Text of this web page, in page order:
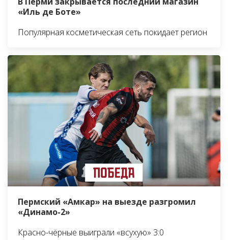
«Иль де Боте»
Популярная косметическая сеть покидает регион
Пермский «Амкар» на выезде разгромил
«Динамо-2»
Красно-чёрные выиграли «всухую» 3:0